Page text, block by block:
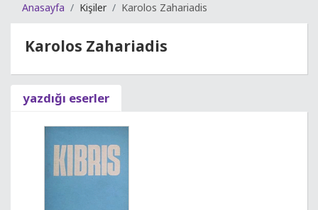
Anasayfa Kişiler Karolos Zahariadis
Karolos Zahariadis
yazdığı eserler